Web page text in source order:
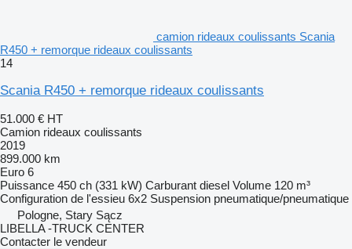
camion rideaux coulissants Scania
R450 + remorque rideaux coulissants
14
Scania R450 + remorque rideaux coulissants
51.000 € HT
Camion rideaux coulissants
2019
899.000 km
Euro 6
Puissance 450 ch (331 kW) Carburant diesel Volume 120 m³
Configuration de l'essieu 6x2 Suspension pneumatique/pneumatique
Pologne, Stary Sącz
LIBELLA -TRUCK CENTER
Contacter le vendeur